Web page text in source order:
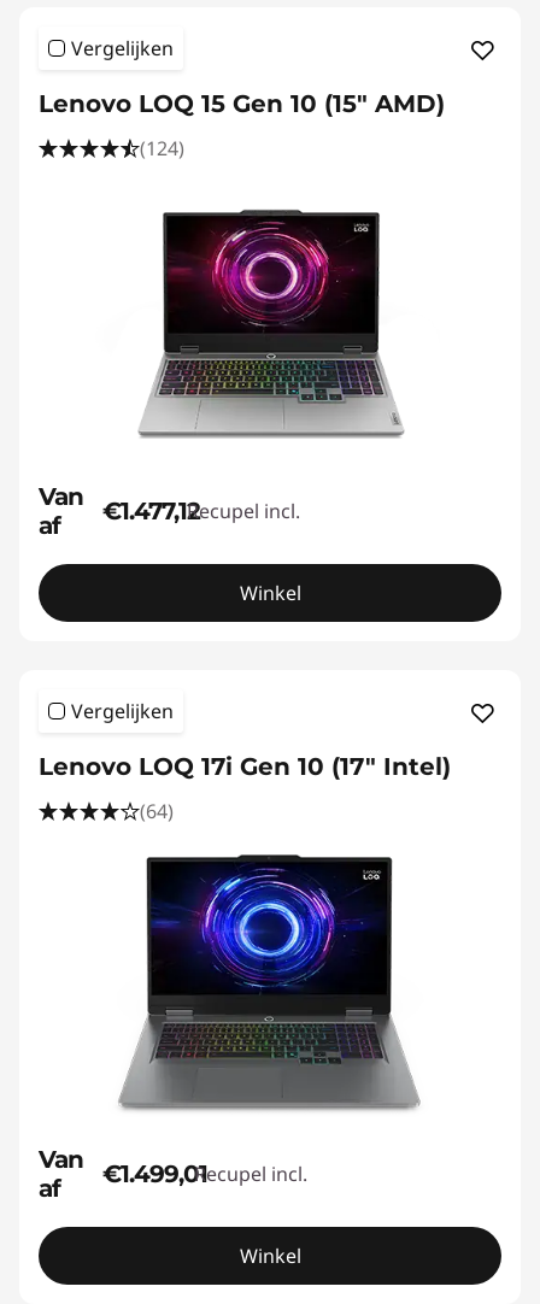
Vergelijken
Lenovo LOQ 15 Gen 10 (15" AMD)
(124)
Van
af
€1.477,12Recupel incl.
Winkel
Vergelijken
Lenovo LOQ 17i Gen 10 (17" Intel)
(64)
Van
af
€1.499,01Recupel incl.
Winkel